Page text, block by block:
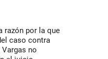
razón por la que
caso contra
no